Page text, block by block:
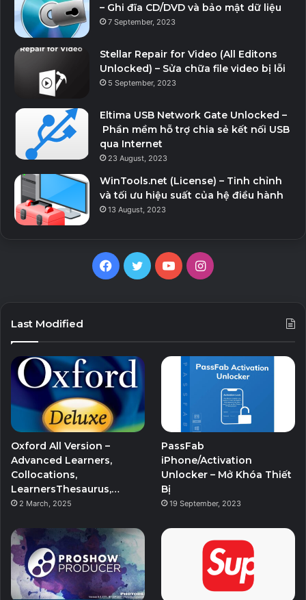
Bộ xử lý: Intel Core i7-6700 hoặc AMD Ryzen 5 2600
Bộ nhớ: RAM 12GB
Đồ họa: NVIDIA GeForce GTX 1060, 6 GB hoặc AMD
Radeon RX 590, 8 GB
DirectX: Phiên bản 11
Lưu trữ: 30 GB dung lượng khả dụng
Ghi chú bổ sung: Khuyến nghị SSD
Hướng dẫn cài đặt:
Giải nén file game bằng Winrar.
Copy file cờ r@ck vào mục cài đặt game:
Download Link Fshare
– Ghi đĩa CD/DVD và bảo mật dữ liệu
7 September, 2023
Stellar Repair for Video (All Editons
Unlocked) – Sửa chữa file video bị lỗi
5 September, 2023
Eltima USB Network Gate Unlocked –
Phần mềm hỗ trợ chia sẻ kết nối USB
qua Internet
23 August, 2023
WinTools.net (License) – Tinh chỉnh
và tối ưu hiệu suất của hệ điều hành
13 August, 2023
Facebook
TwitterYouTubeInstagram
Last Modified
Oxford All Version –
Advanced Learners,
Collocations,
LearnersThesaurus,…
2 March, 2025
PassFab
iPhone/Activation
Unlocker – Mở Khóa Thiết
Bị
19 September, 2023